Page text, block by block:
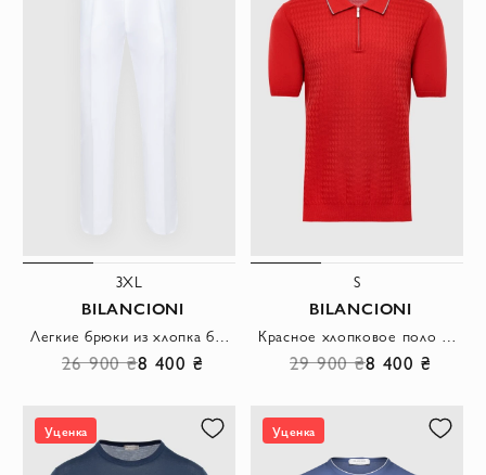
3XL
BILANCIONI
Легкие брюки из хлопка белые мужские с защипами
26 900 ₴8 400 ₴
S
BILANCIONI
Красное хлопковое поло с фактурной передней частью и контрастной окантовкой воротника
29 900 ₴8 400 ₴
Уценка Уценка